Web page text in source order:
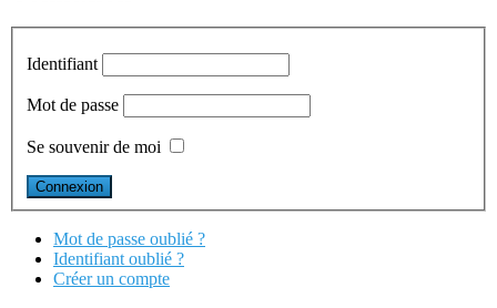
Identifiant
Mot de passe
Se souvenir de moi
Mot de passe oublié ?
Identifiant oublié ?
Créer un compte